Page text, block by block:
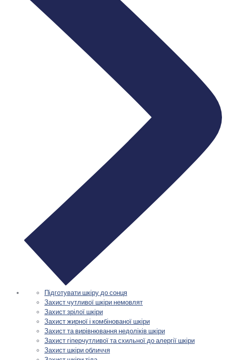
Підготувати шкіру до сонця
Захист чутливої шкіри немовлят
Захист зрілої шкіри
Захист жирної і комбінованої шкіри
Захист та вирівнювання недоліків шкіри
Захист гіперчутливої та схильної до алергії шкіри
Захист шкіри обличчя